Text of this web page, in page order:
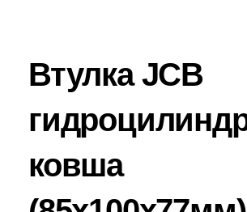
Втулка JCB
ковша